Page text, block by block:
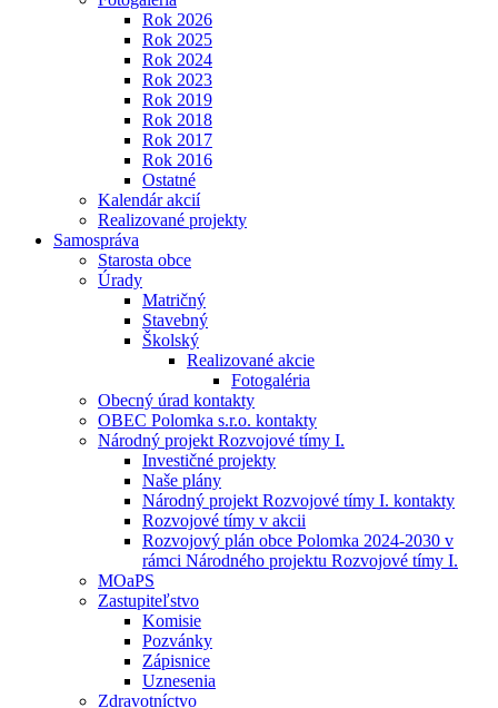
Rok 2026
Rok 2025
Rok 2024
Rok 2023
Rok 2019
Rok 2018
Rok 2017
Rok 2016
Ostatné
Kalendár akcií
Realizované projekty
Samospráva
Starosta obce
Úrady
Matričný
Stavebný
Školský
Realizované akcie
Fotogaléria
Obecný úrad kontakty
OBEC Polomka s.r.o. kontakty
Národný projekt Rozvojové tímy I.
Investičné projekty
Naše plány
Národný projekt Rozvojové tímy I. kontakty
Rozvojové tímy v akcii
Rozvojový plán obce Polomka 2024-2030 v
rámci Národného projektu Rozvojové tímy I.
MOaPS
Zastupiteľstvo
Komisie
Pozvánky
Zápisnice
Uznesenia
Zdravotníctvo